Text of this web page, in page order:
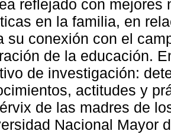
reflejado con
en la familia, en
su conexión con el
de la educación.
de investigación:
actitudes y
de las madres de
Nacional Mayor